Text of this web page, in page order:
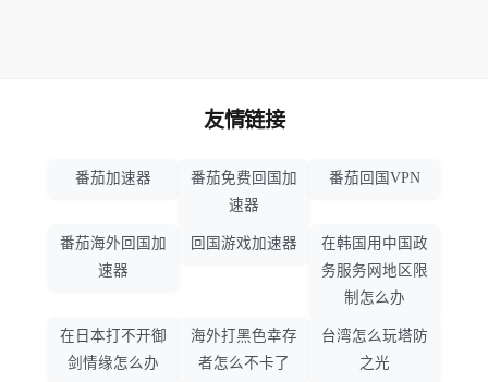
友情链接
番茄加速器
番茄免费回国加
速器
番茄回国VPN
番茄海外回国加
速器
回国游戏加速器
在韩国用中国政
务服务网地区限
制怎么办
在日本打不开御
剑情缘怎么办
海外打黑色幸存
者怎么不卡了
台湾怎么玩塔防
之光